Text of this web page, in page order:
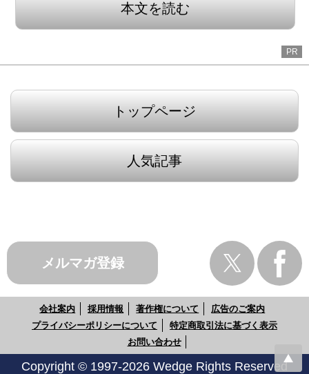
本文を読む
PR
トップページ
人気記事
メルマガ登録
会社案内 採用情報 著作権について
広告のご案内
プライバシーポリシーについて
特定商取引法に基づく表示
お問い合わせ
Copyright © 1997-2026 Wedge Rights Reserved